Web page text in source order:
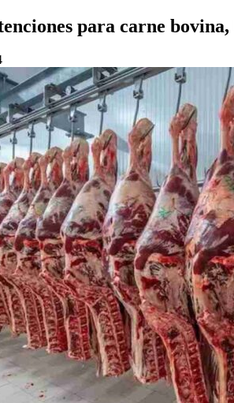
para carne bovina,